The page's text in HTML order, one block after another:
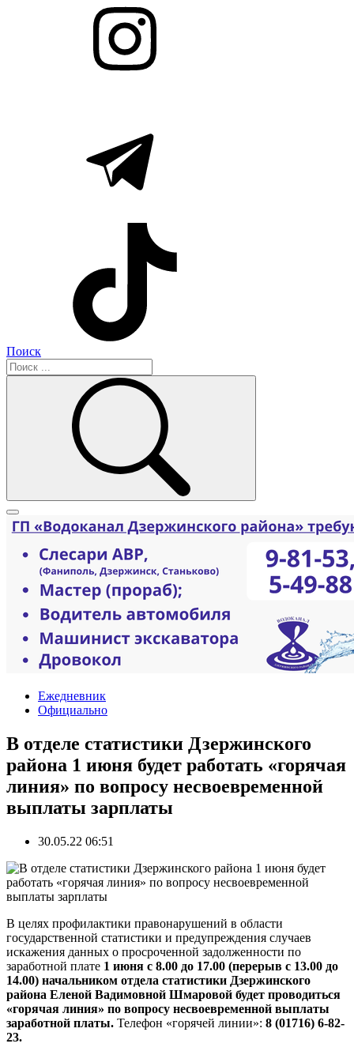
Поиск
Ежедневник
Официально
В отделе статистики Дзержинского
района 1 июня будет работать «горячая
линия» по вопросу несвоевременной
выплаты зарплаты
30.05.22 06:51
В целях профилактики правонарушений в области
государственной статистики и предупреждения случаев
искажения данных о просроченной задолженности по
заработной плате 1 июня с 8.00 до 17.00 (перерыв с 13.00 до
14.00) начальником отдела статистики Дзержинского
района Еленой Вадимовной Шмаровой будет проводиться
«горячая линия» по вопросу несвоевременной выплаты
заработной платы. Телефон «горячей линии»: 8 (01716) 6-82-
23.